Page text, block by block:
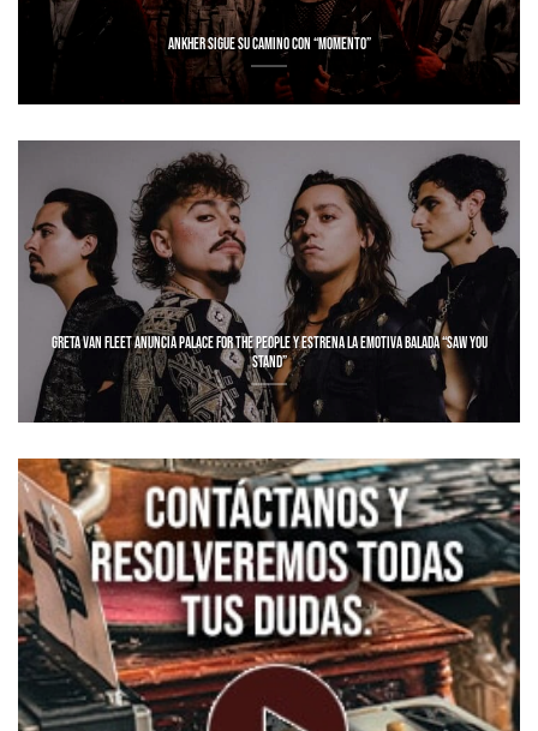
ANKHER SIGUE SU CAMINO CON “MOMENTO”
GRETA VAN FLEET ANUNCIA PALACE FOR THE PEOPLE Y ESTRENA LA EMOTIVA BALADA “SAW YOU
STAND”